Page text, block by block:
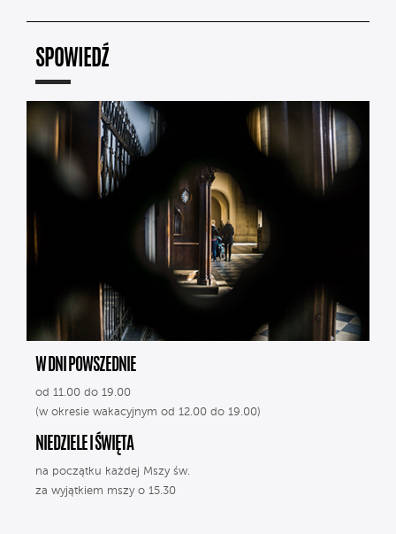
SPOWIEDŹ
W DNI POWSZEDNIE
od 11.00 do 19.00
(w okresie wakacyjnym od 12.00 do 19.00)
NIEDZIELE I ŚWIĘTA
na początku każdej Mszy św.
za wyjątkiem mszy o 15.30